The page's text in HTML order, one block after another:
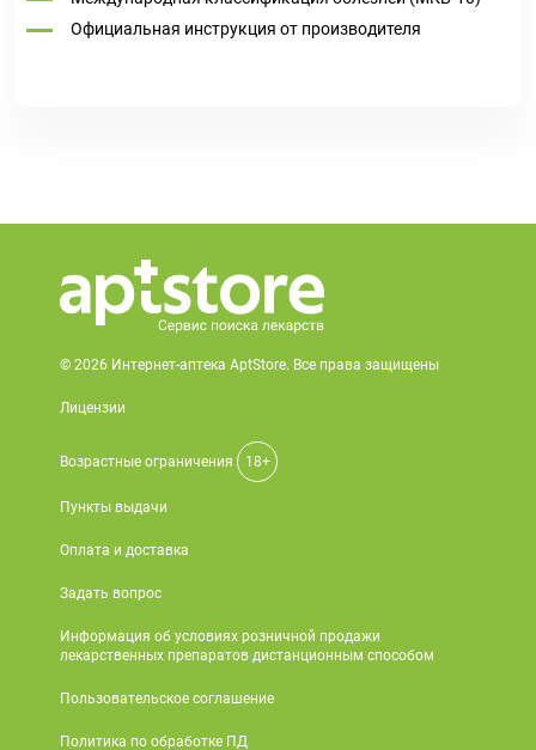
Официальная инструкция от производителя
© 2026 Интернет-аптека AptStore. Все права защищены
Лицензии
Возрастные ограничения 18+
Пункты выдачи
Оплата и доставка
Задать вопрос
Информация об условиях розничной продажи
лекарственных препаратов дистанционным способом
Пользовательское соглашение
Политика по обработке ПД